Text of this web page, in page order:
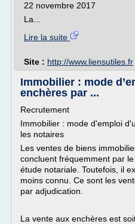
22 novembre 2017
La...
Lire la suite
Site : http://www.liensutiles.fr
Immobilier : mode
enchères par ...
Recrutement
Immobilier : mode d'emploi
les notaires
Les ventes de biens
concluent fréquemment par
étude notariale. Toutefois, il
moins connu. Ce sont les
par adjudication.
La vente aux enchères est